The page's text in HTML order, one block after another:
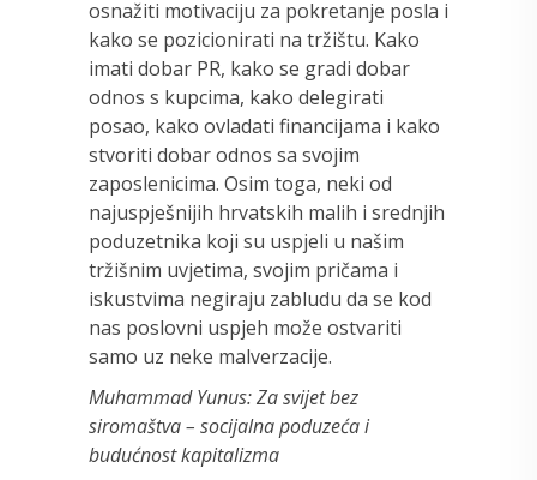
osnažiti motivaciju za pokretanje posla i
kako se pozicionirati na tržištu. Kako
imati dobar PR, kako se gradi dobar
odnos s kupcima, kako delegirati
posao, kako ovladati financijama i kako
stvoriti dobar odnos sa svojim
zaposlenicima. Osim toga, neki od
najuspješnijih hrvatskih malih i srednjih
poduzetnika koji su uspjeli u našim
tržišnim uvjetima, svojim pričama i
iskustvima negiraju zabludu da se kod
nas poslovni uspjeh može ostvariti
samo uz neke malverzacije.
Muhammad Yunus: Za svijet bez
siromaštva – socijalna poduzeća i
budućnost kapitalizma